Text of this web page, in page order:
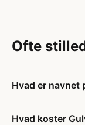
Ofte
Hvad er navnet
Hvad koster